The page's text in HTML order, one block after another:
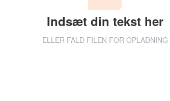
Indsæt din tekst her
ELLER FALD FILEN FOR OPLADNING